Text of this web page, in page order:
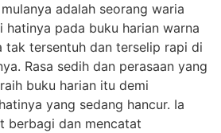
adalah seorang waria
hatinya pada buku harian warna
tak tersentuh dan terselip rapi di
Rasa sedih dan perasaan yang
buku harian itu demi
yang sedang hancur. Ia
berbagi dan mencatat